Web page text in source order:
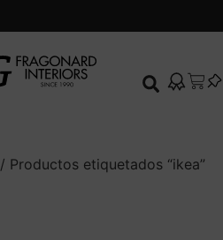
/ Productos etiquetados “ikea”